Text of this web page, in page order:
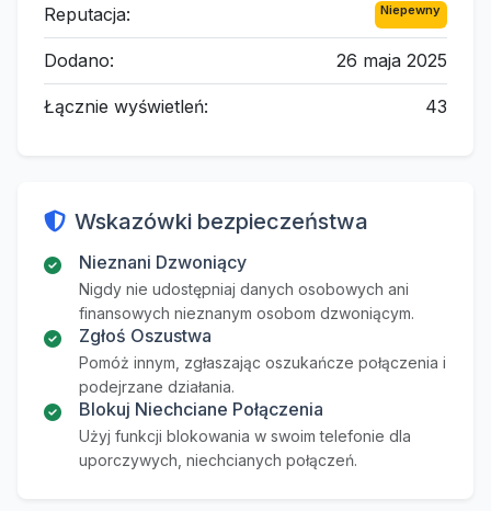
Reputacja: Niepewny
Dodano: 26 maja 2025
Łącznie wyświetleń: 43
Wskazówki bezpieczeństwa
Nieznani Dzwoniący
Nigdy nie udostępniaj danych osobowych ani
finansowych nieznanym osobom dzwoniącym.
Zgłoś Oszustwa
Pomóż innym, zgłaszając oszukańcze połączenia i
podejrzane działania.
Blokuj Niechciane Połączenia
Użyj funkcji blokowania w swoim telefonie dla
uporczywych, niechcianych połączeń.